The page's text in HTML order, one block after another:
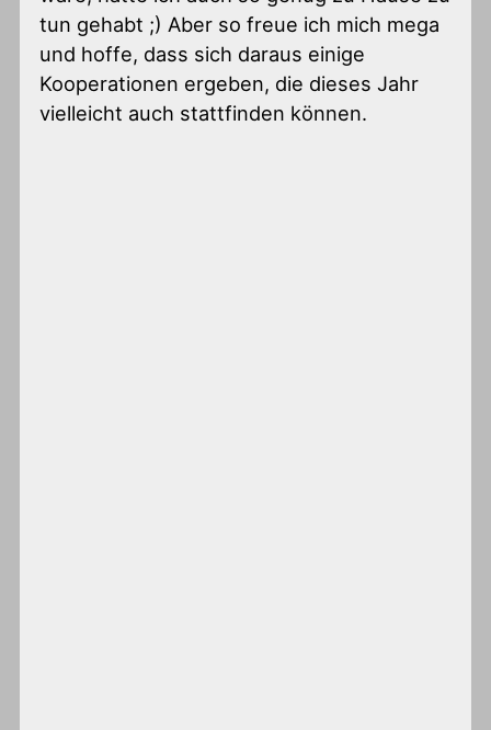
tun gehabt ;) Aber so freue ich mich mega
und hoffe, dass sich daraus einige
Kooperationen ergeben, die dieses Jahr
vielleicht auch stattfinden können.